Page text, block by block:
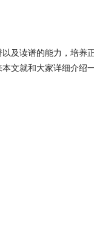
及读谱的能力，培养
文就和大家详细介绍